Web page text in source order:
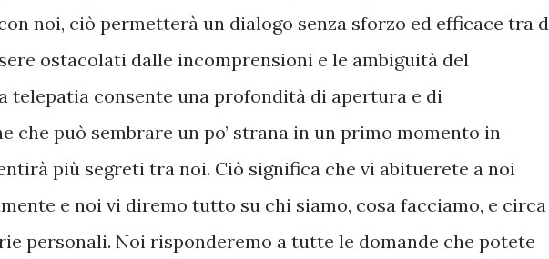
noi, ciò permetterà un dialogo senza sforzo ed efficace tra
ostacolati dalle incomprensioni e le ambiguità del
telepatia consente una profondità di apertura e di
che può sembrare un po’ strana in un primo momento in
più segreti tra noi. Ciò significa che vi abituerete a noi
e noi vi diremo tutto su chi siamo, cosa facciamo, e circa
personali. Noi risponderemo a tutte le domande che potete